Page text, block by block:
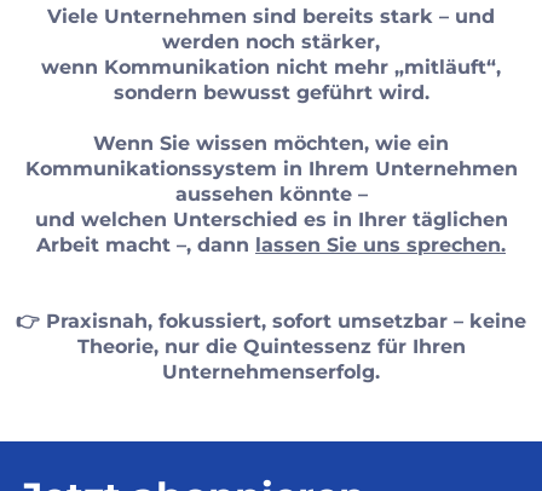
Viele Unternehmen sind bereits stark – und
werden noch stärker,
wenn Kommunikation nicht mehr „mitläuft“,
sondern bewusst geführt wird.
Wenn Sie wissen möchten, wie ein
Kommunikationssystem in Ihrem Unternehmen
aussehen könnte –
und welchen Unterschied es in Ihrer täglichen
Arbeit macht –, dann lassen Sie uns sprechen.
👉 Praxisnah, fokussiert, sofort umsetzbar – keine
Theorie, nur die Quintessenz für Ihren
Unternehmenserfolg.